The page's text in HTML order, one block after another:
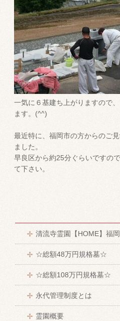
一気に６基建ち上がりますので
ます。(^^)
最近特に、福岡市の方からのご
ました。
早良区から約25分ぐらいですの
て下さい。
清流寺霊園【HOME】福
☆総額48万円規格墓☆
☆総額108万円規格墓☆
永代管理制度とは
霊園概要